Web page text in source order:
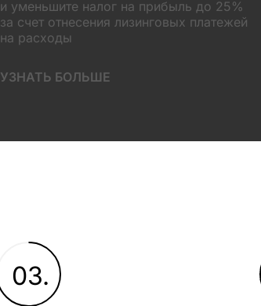
и уменьшите налог на прибыль до 25%
за счет отнесения лизинговых платежей
на расходы
УЗНАТЬ БОЛЬШЕ
03.